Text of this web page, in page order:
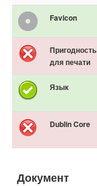
Favicon
Пригодность
для печати
Язык
Dublin Core
Документ